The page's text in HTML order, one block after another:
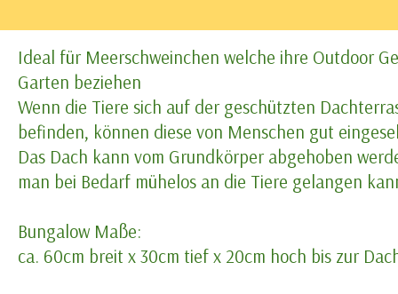
Ideal für Meerschweinchen welche ihre Outdoor
Garten beziehen
Wenn die Tiere sich auf der geschützten
befinden, können diese von Menschen gut
Das Dach kann vom Grundkörper abgehoben
man bei Bedarf mühelos an die Tiere gelangen
Bungalow Maße:
ca. 60cm breit x 30cm tief x 20cm hoch bis zur